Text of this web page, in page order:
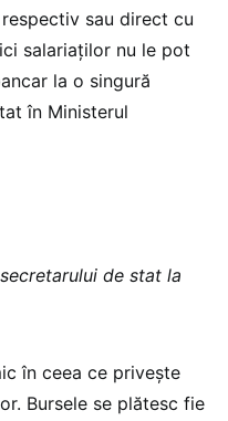
sau direct cu
salariaților nu le pot
la o singură
în Ministerul
de stat la
în ceea ce privește
Bursele se plătesc fie